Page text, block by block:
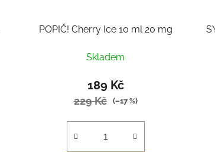
POPIČ! Cherry Ice 10 ml 20 mg
Skladem
189 Kč
229 Kč (–17 %)